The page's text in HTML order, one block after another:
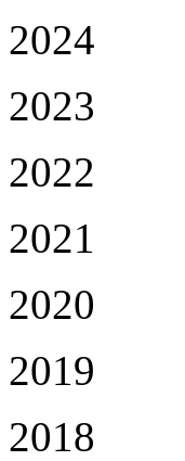
2024
2023
2022
2021
2020
2019
2018